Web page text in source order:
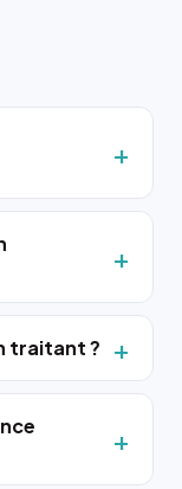
traitant ?